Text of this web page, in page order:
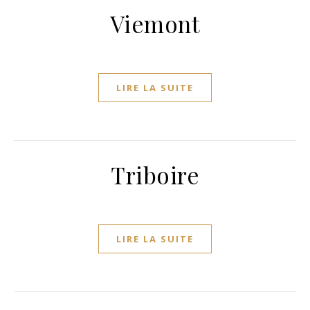
Viemont
LIRE LA SUITE
Triboire
LIRE LA SUITE